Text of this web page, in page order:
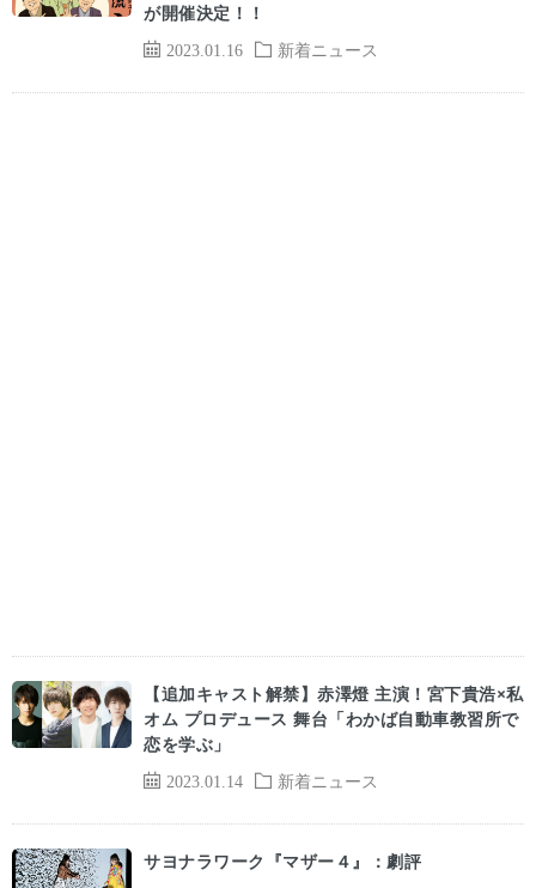
2023.01.16 新着ニュース
が開催決定！！
2023.01.14 新着ニュース
【追加キャスト解禁】赤澤燈 主演！宮下貴浩×私
オム プロデュース 舞台「わかば自動車教習所で
恋を学ぶ」
サヨナラワーク『マザー４』：劇評